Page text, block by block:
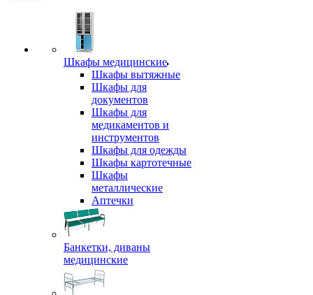
Шкафы медицинские
Шкафы вытяжные
Шкафы для
документов
Шкафы для
медикаментов и
инструментов
Шкафы для одежды
Шкафы картотечные
Шкафы
металлические
Аптечки
Банкетки, диваны
медицинские